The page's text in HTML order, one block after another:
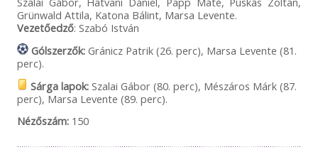
Grünwald Attila, Katona Bálint, Marsa Levente.
Vezetőedző: Szabó István
Gólszerzők:Gránicz Patrik (26. perc), Marsa Levente (81.
perc).
Sárga lapok:Szalai Gábor (80. perc), Mészáros Márk (87.
perc), Marsa Levente (89. perc).
Nézőszám:150